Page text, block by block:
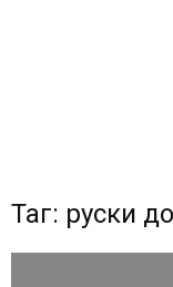
Таг: руски